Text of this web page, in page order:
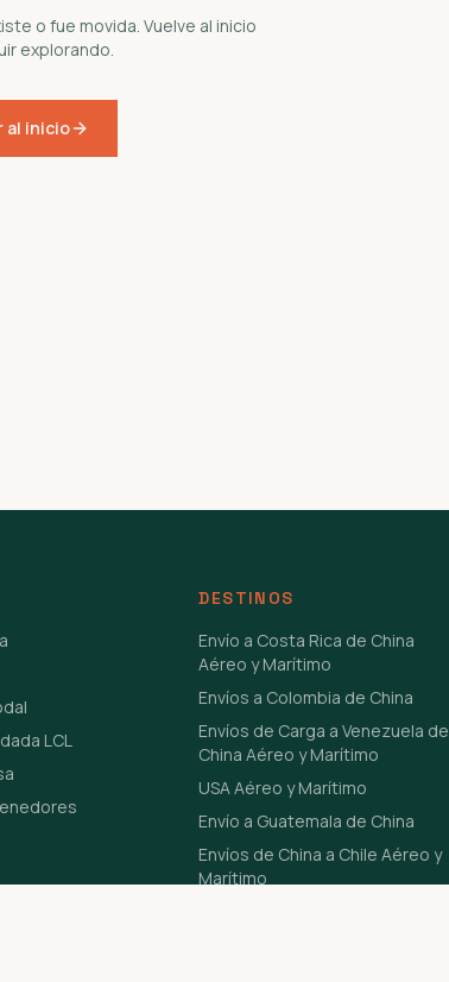
o fue movida. Vuelve al inicio
explorando.
al inicio
LCL
DESTINOS
Envío a Costa Rica de China
Aéreo y Marítimo
Envíos a Colombia de China
Envíos de Carga a Venezuela de
China Aéreo y Marítimo
USA Aéreo y Marítimo
Envío a Guatemala de China
Envíos de China a Chile Aéreo y
Marítimo